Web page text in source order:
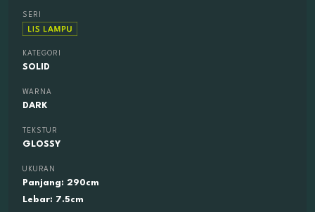
SERI
KATEGORI
SOLID
WARNA
DARK
TEKSTUR
GLOSSY
UKURAN
Panjang: 290cm
Lebar: 7.5cm